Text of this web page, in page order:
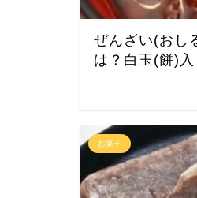
ぜんざい(おし
は？白玉(餅)入
お菓子